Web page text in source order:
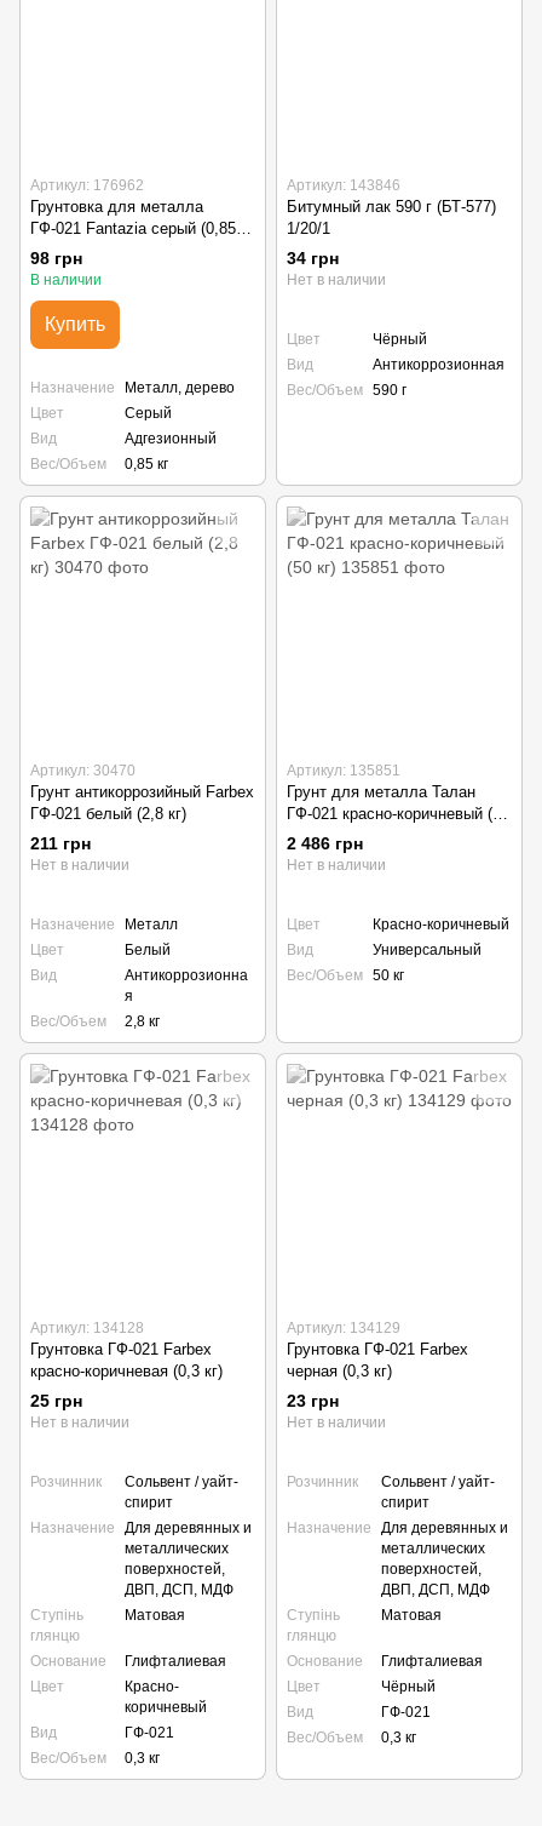
Артикул: 176962
Грунтовка для металла
ГФ-021 Fantazia серый (0,85
кг)
98 грн
В наличии
Купить
Назначение
Металл, дерево
Цвет
Серый
Вид
Адгезионный
Вес/Объем
0,85 кг
Артикул: 143846
Битумный лак 590 г (БТ-577)
1/20/1
34 грн
Нет в наличии
Цвет
Чёрный
Вид
Антикоррозионная
Вес/Объем 590 г
Артикул: 30470
Грунт антикоррозийный Farbex
ГФ-021 белый (2,8 кг)
211 грн
Нет в наличии
Назначение
Металл
Цвет
Белый
Вид
Антикоррозионна
я
Вес/Объем
2,8 кг
Артикул: 135851
Грунт для металла Талан
ГФ-021 красно-коричневый (50
кг)
2 486 грн
Нет в наличии
Цвет
Красно-коричневый
Вид
Универсальный
Вес/Объем 50 кг
Артикул: 134128
Грунтовка ГФ-021 Farbex
красно-коричневая (0,3 кг)
25 грн
Нет в наличии
Розчинник
Сольвент / уайт-
спирит
Назначение
Для деревянных и
металлических
поверхностей,
ДВП, ДСП, МДФ
Ступінь
глянцю
Матовая
Основание
Глифталиевая
Цвет
Красно-
коричневый
Вид
ГФ-021
Вес/Объем
0,3 кг
Артикул: 134129
Грунтовка ГФ-021 Farbex
черная (0,3 кг)
23 грн
Нет в наличии
Розчинник
Сольвент / уайт-
спирит
Назначение
Для деревянных и
металлических
поверхностей,
ДВП, ДСП, МДФ
Ступінь
глянцю
Матовая
Основание
Глифталиевая
Цвет
Чёрный
Вид
ГФ-021
Вес/Объем
0,3 кг